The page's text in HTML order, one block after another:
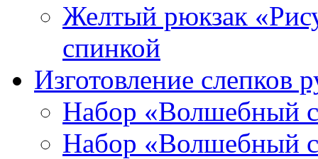
Желтый рюкзак
спинкой
Изготовление слепков
Набор «Волшебный
Набор «Волшебный